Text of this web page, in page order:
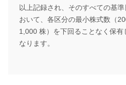
以上記録され、そのすべての基
おいて、各区分の最小株式数（
1,000 株）を下回ることなく保有
なります。